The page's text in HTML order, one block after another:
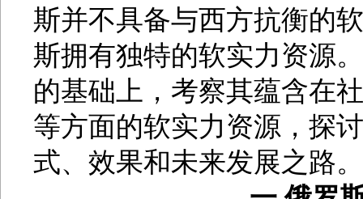
斯并不具备与西方抗衡的
斯拥有独特的软实力资源
的基础上，考察其蕴含在
等方面的软实力资源，探
式、效果和未来发展之路。